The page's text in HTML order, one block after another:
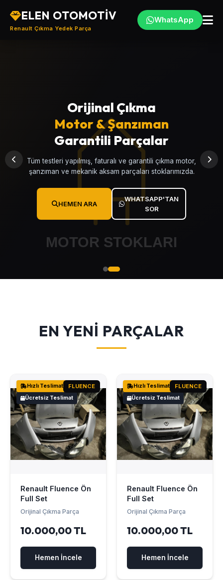
ELEN OTOMOTİV
Renault Çıkma Yedek Parça
WhatsApp
Türkiye'nin
Renault, Çıkma
Yedek Parça Merkezi
Clio, Megane, Fluence, Symbol, Kangoo, Talisman ve
tüm Renault modellerine ait garantili çıkma yedek parçalar.
HEMEN ARA
WHATSAPP'TAN
SOR
Orijinal Çıkma
Motor & Şanzıman
Garantili Parçalar
Tüm testleri yapılmış, faturalı ve garantili çıkma motor,
şanzıman ve mekanik aksam parçaları stoklarımızda.
HEMEN ARA
WHATSAPP'TAN
SOR
EN YENİ PARÇALAR
Hızlı Teslimat
Ücretsiz Teslimat
FLUENCE
Renault Fluence Ön
Full Set
Orijinal Çıkma Parça
10.000,00 TL
Hemen İncele
Hızlı Teslimat
Ücretsiz Teslimat
FLUENCE
Renault Fluence Ön
Full Set
Orijinal Çıkma Parça
10.000,00 TL
Hemen İncele